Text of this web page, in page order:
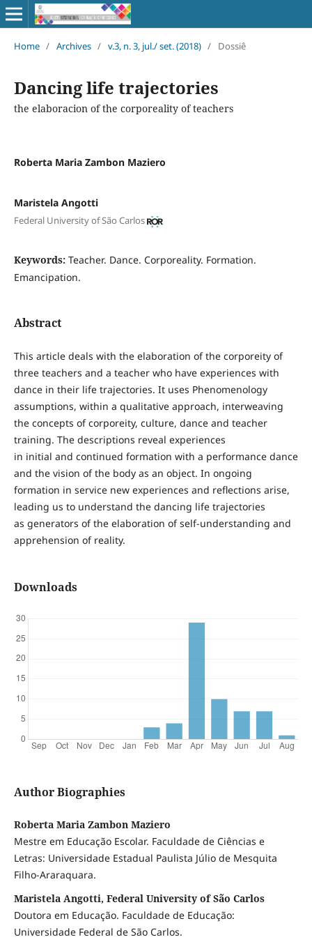
Home / Archives / v.3, n. 3, jul./ set. (2018) / Dossiê
Dancing life trajectories
the elaboracion of the corporeality of teachers
Roberta Maria Zambon Maziero
Maristela Angotti
Federal University of São Carlos
Keywords: Teacher. Dance. Corporeality. Formation.
Emancipation.
Abstract
This article deals with the elaboration of the corporeity of
three teachers and a teacher who have experiences with
dance in their life trajectories. It uses Phenomenology
assumptions, within a qualitative approach, interweaving
the concepts of corporeity, culture, dance and teacher
training. The descriptions reveal experiences
in initial and continued formation with a performance dance
and the vision of the body as an object. In ongoing
formation in service new experiences and reflections arise,
leading us to understand the dancing life trajectories
as generators of the elaboration of self-understanding and
apprehension of reality.
Downloads
Author Biographies
Roberta Maria Zambon Maziero
Mestre em Educação Escolar. Faculdade de Ciências e
Letras: Universidade Estadual Paulista Júlio de Mesquita
Filho-Araraquara.
Maristela Angotti, Federal University of São Carlos
Doutora em Educação. Faculdade de Educação:
Universidade Federal de São Carlos.